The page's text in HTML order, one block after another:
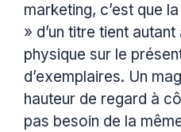
marketing, c’est que
» d’un titre tient
physique sur le
d’exemplaires. Un
hauteur de regard à
pas besoin de la